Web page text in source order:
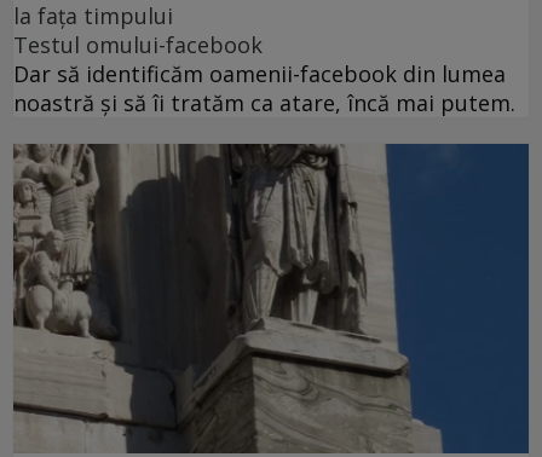
la fața timpului
Testul omului-facebook
Dar să identificăm oamenii-facebook din lumea
noastră și să îi tratăm ca atare, încă mai putem.